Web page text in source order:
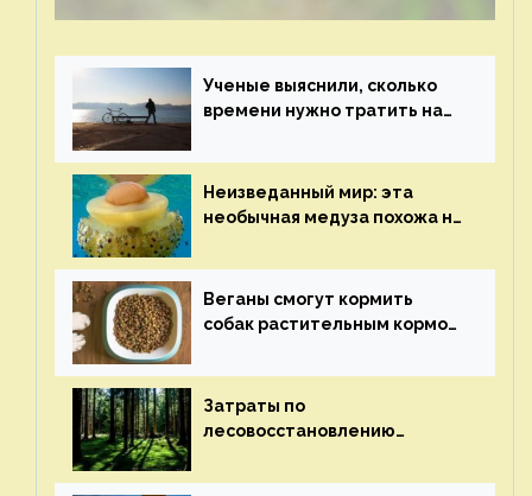
Ученые выяснили, сколько
времени нужно тратить на
здоровья — новости экологии
на ECOportal
Неизведанный мир: эта
необычная медуза похожа на
экологии на ECOportal
Веганы смогут кормить
собак растительным кормом
здоровье — новости
экологии на ECOportal
Затраты по
лесовосстановлению
строительства — новости